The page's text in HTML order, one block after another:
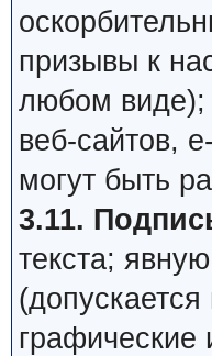
призывы к
любом виде);
веб-сайтов,
могут быть
3.11.
текста;